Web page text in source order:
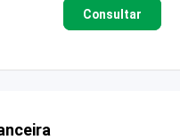
Consultar